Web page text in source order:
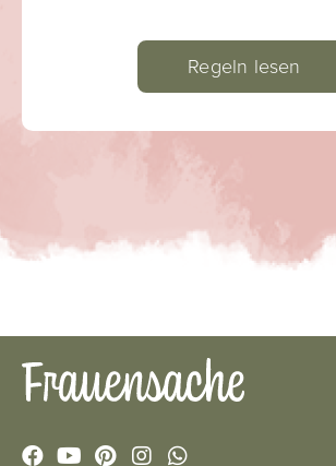
Regeln lesen